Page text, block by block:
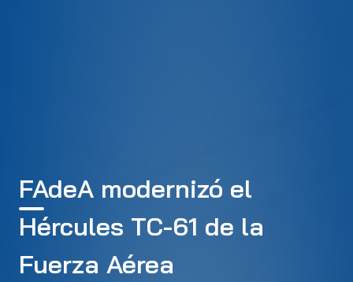
FAdeA modernizó el
Hércules TC-61 de la
Fuerza Aérea